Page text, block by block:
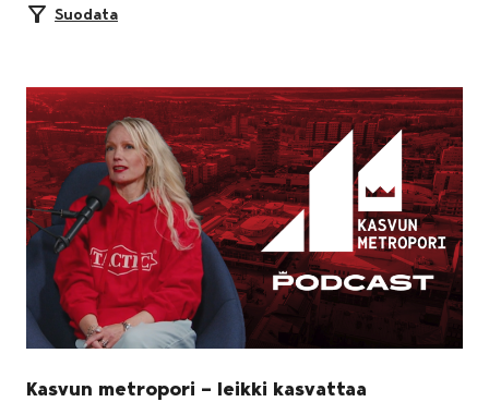
Suodata
Kasvun metropori – leikki kasvattaa